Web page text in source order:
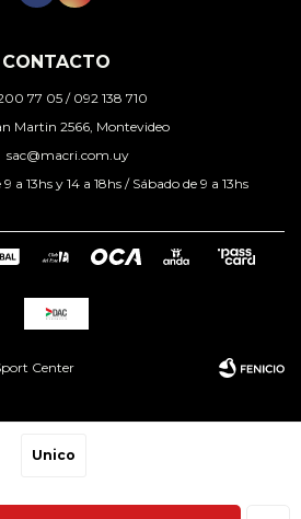
Unico
CONTACTO
77 05 / 092 138 710
Martin 2566, Montevideo
sac@macri.com.uy
a 13hs y 14 a 18hs / Sábado de 9 a 13hs
Center